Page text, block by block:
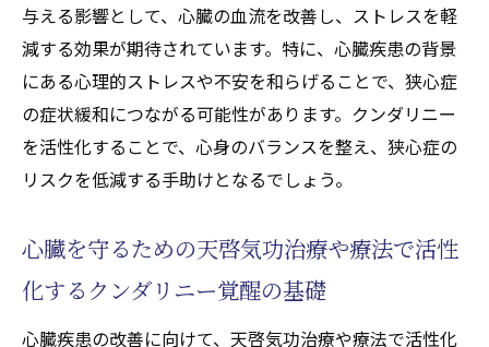
与える影響として、心臓の血流を改善し、ストレスを軽
減する効果が期待されています。特に、心臓疾患の背景
にある心理的ストレスや不安を和らげることで、狭心症
の症状緩和につながる可能性があります。クンダリニー
を活性化することで、心身のバランスを整え、狭心症の
リスクを低減する手助けとなるでしょう。
心臓を守るための天啓気功治療や療法で活性
化するクンダリニー覚醒の基礎
心臓疾患の改善に向けて、天啓気功治療や療法で活性化